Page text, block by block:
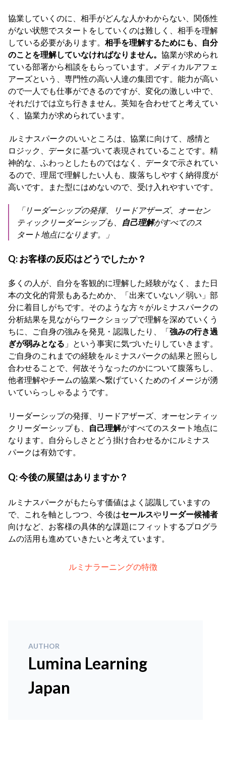
協業していくのに、相手がどんな人かわからない、関係性
がない状態でスタートをしていくのは難しく、相手を理解
している必要があります。 相手を理解するためにも、自分
のことを理解していなければなりません。 協業が求められ
ている部署から相談をもらっています。メディカルアフェ
アーズという、専門性の高い人達の集団です。能力が高い
ので一人でも仕事ができるのですが、変化の激しい中で、
それだけでは立ち行きません。英知を合わせてと考えてい
く、協業力が求められています。
ルミナスパークのいいところは、協業に向けて、感情と
ロジック、データに基づいて表現されていることです。精
神的な、ふわっとしたものではなく、データで示されてい
るので、理屈で理解したい人も、腹落ちしやすく納得度が
高いです。また型にはめないので、受け入れやすいです。
「リーダーシップの発揮、リードアザーズ、オーセン
ティックリーダーシップも、
自己理解がすべてのス
タート地点になります。」
Q:お客様の反応はどうでしたか？
多くの人が、自分を客観的に理解した経験がなく、また日
本の文化的背景もあるためか、「出来ていない／弱い」部
分に着目しがちです。そのような方々がルミナスパークの
分析結果を見ながらワークショップで理解を深めていくう
ちに、ご自身の強みを発見・認識したり、「強みの行き過
ぎが弱みとなる 」という事実に気づいたりしていきます。
ご自身のこれまでの経験をルミナスパークの結果と照らし
合わせることで、何故そうなったのかについて腹落ちし、
他者理解やチームの協業へ繋げていくためのイメージが湧
いていらっしゃるようです。
リーダーシップの発揮、リードアザーズ、オーセンティッ
クリーダーシップも、
自己理解がすべてのスタート地点に
なります。自分らしさとどう掛け合わせるかにルミナス
パークは有効です。
Q:今後の展望はありますか？
ルミナスパークがもたらす価値はよく認識していますの
で、これを軸としつつ、今後はセールスやリーダー候補者
向けなど、お客様の具体的な課題にフィットするプログラ
ムの活用も進めていきたいと考えています。
ルミナラーニングの特徴
AUTHOR
Lumina Learning
Japan